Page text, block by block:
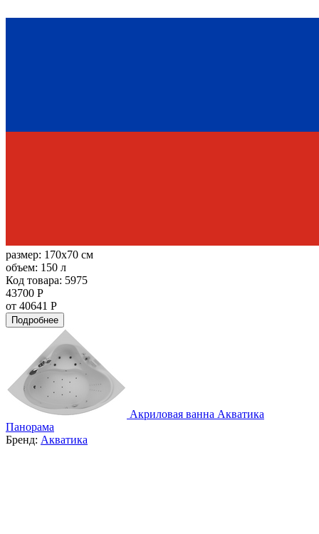
размер: 170x70 см
объем: 150 л
Код товара: 5975
43700 Р
от 40641 Р
Подробнее
Акриловая ванна Акватика
Панорама
Бренд: Акватика